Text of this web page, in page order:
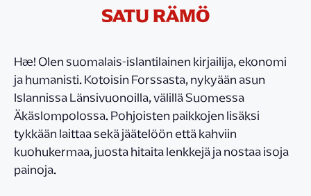
SATU RÄMÖ
Hæ! Olen suomalais-islantilainen kirjailija, ekonomi
ja humanisti. Kotoisin Forssasta, nykyään asun
Islannissa Länsivuonoilla, välillä Suomessa
Äkäslompolossa. Pohjoisten paikkojen lisäksi
tykkään laittaa sekä jäätelöön että kahviin
kuohukermaa, juosta hitaita lenkkejä ja nostaa isoja
painoja.